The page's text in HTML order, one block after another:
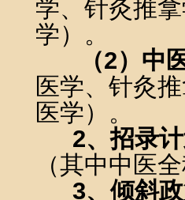
学、针灸推
学）。
（2）中
医学、针灸
医学）。
2、招录
（其中中医
3、倾斜